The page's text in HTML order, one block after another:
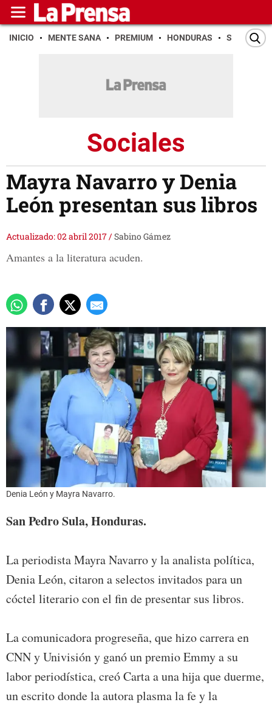
INICIO MENTE SANA PREMIUM HONDURAS SAN PEDRO
Sociales
Mayra Navarro y Denia
León presentan sus libros
Actualizado: 02 abril 2017/Sabino Gámez
Amantes a la literatura acuden.
Denia León y Mayra Navarro.
San Pedro Sula, Honduras.
La periodista Mayra Navarro y la analista política,
Denia León, citaron a selectos invitados para un
cóctel literario con el fin de presentar sus libros.
La comunicadora progreseña, que hizo carrera en
CNN y Univisión y ganó un premio Emmy a su
labor periodística, creó Carta a una hija que duerme,
un escrito donde la autora plasma la fe y la